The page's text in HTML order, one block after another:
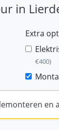
in
Extra
€400)
en